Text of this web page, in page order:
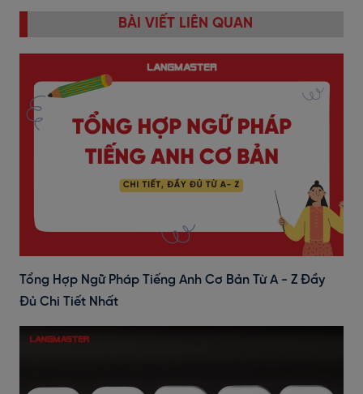
BÀI VIẾT LIÊN QUAN
Tổng Hợp Ngữ Pháp Tiếng Anh Cơ Bản Từ A - Z Đầy
Đủ Chi Tiết Nhất